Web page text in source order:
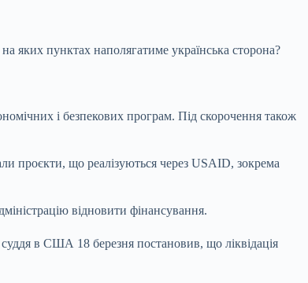
яких пунктах наполягатиме українська сторона?
і безпекових програм. Під скорочення також
проєкти, що реалізуються через USAID, зокрема
відновити фінансування.
в США 18 березня постановив, що ліквідація